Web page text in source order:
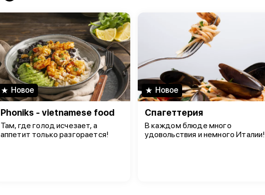
Новое
Phoniks - vietnamese food
Там, где голод исчезает, а
аппетит только разгорается!
Новое
Спагеттерия
В каждом блюде много
удовольствия и немного Италии!